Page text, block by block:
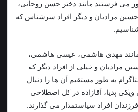
می فرستند مانند دختر حسن روحانی،
حسین مرادیان و دیگر افراد سرشناس که
مانند مهدی هاشمی، عیسی هاشمی،
مرادیان و خیلی از افراد دیگر که
به طور مستقیم آن ها را دنبال
ویکی پدیا، آقازاده در کل اصطلاحی
افراد سیاستمدار می گذارند.